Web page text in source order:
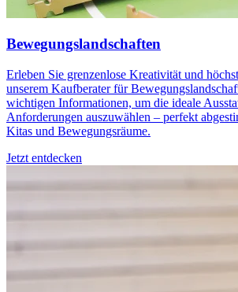
Bewegungslandschaften
Erleben Sie grenzenlose Kreativität und
unserem Kaufberater für
wichtigen Informationen, um die ideale
Anforderungen auszuwählen – perfekt
Kitas und Bewegungsräume.
Jetzt entdecken